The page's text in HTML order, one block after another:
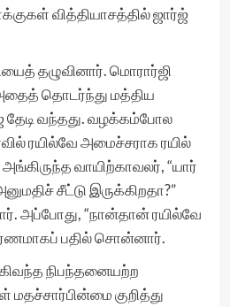
வித்தியாசத்தில் ஜார்ஜ்
தழுவினார். மொரார்ஜி
தொடர்ந்து மத்திய
வந்தது. வழக்கம்போல
ரயில்வே அமைச்சராக ரயில்
வாயிற்காவலர், “யார்
சீட்டு இருக்கிறதா?”
அப்போது, “நான்தான் ரயில்வே
பதில் சொன்னார்.
நிபந்தனையற்ற
குறித்து